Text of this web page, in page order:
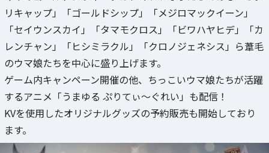
リキャップ」「ゴールドシップ」「メジロマックイーン」
「セイウンスカイ」「タマモクロス」「ビワハヤヒデ」「カ
レンチャン」「ヒシミラクル」「クロノジェネシス」ら葦毛
のウマ娘たちを中心に盛り上げます。
ゲーム内キャンペーン開催の他、ちっこいウマ娘たちが活躍
するアニメ「うまゆる ぷりてぃ～ぐれい」も配信！
KVを使用したオリジナルグッズの予約販売も開始しており
ます。